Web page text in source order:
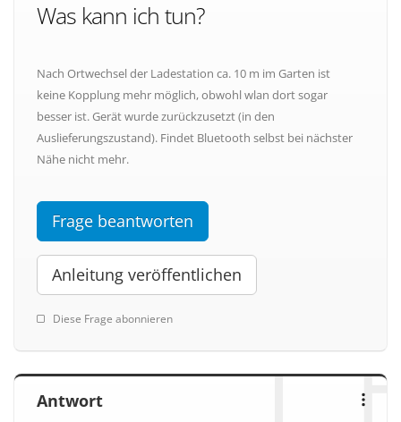
Was kann ich tun?
Nach Ortwechsel der Ladestation ca. 10 m im Garten ist
keine Kopplung mehr möglich, obwohl wlan dort sogar
besser ist. Gerät wurde zurückzusetzt (in den
Auslieferungszustand). Findet Bluetooth selbst bei nächster
Nähe nicht mehr.
Frage beantworten
Anleitung veröffentlichen
Diese Frage abonnieren
Antwort